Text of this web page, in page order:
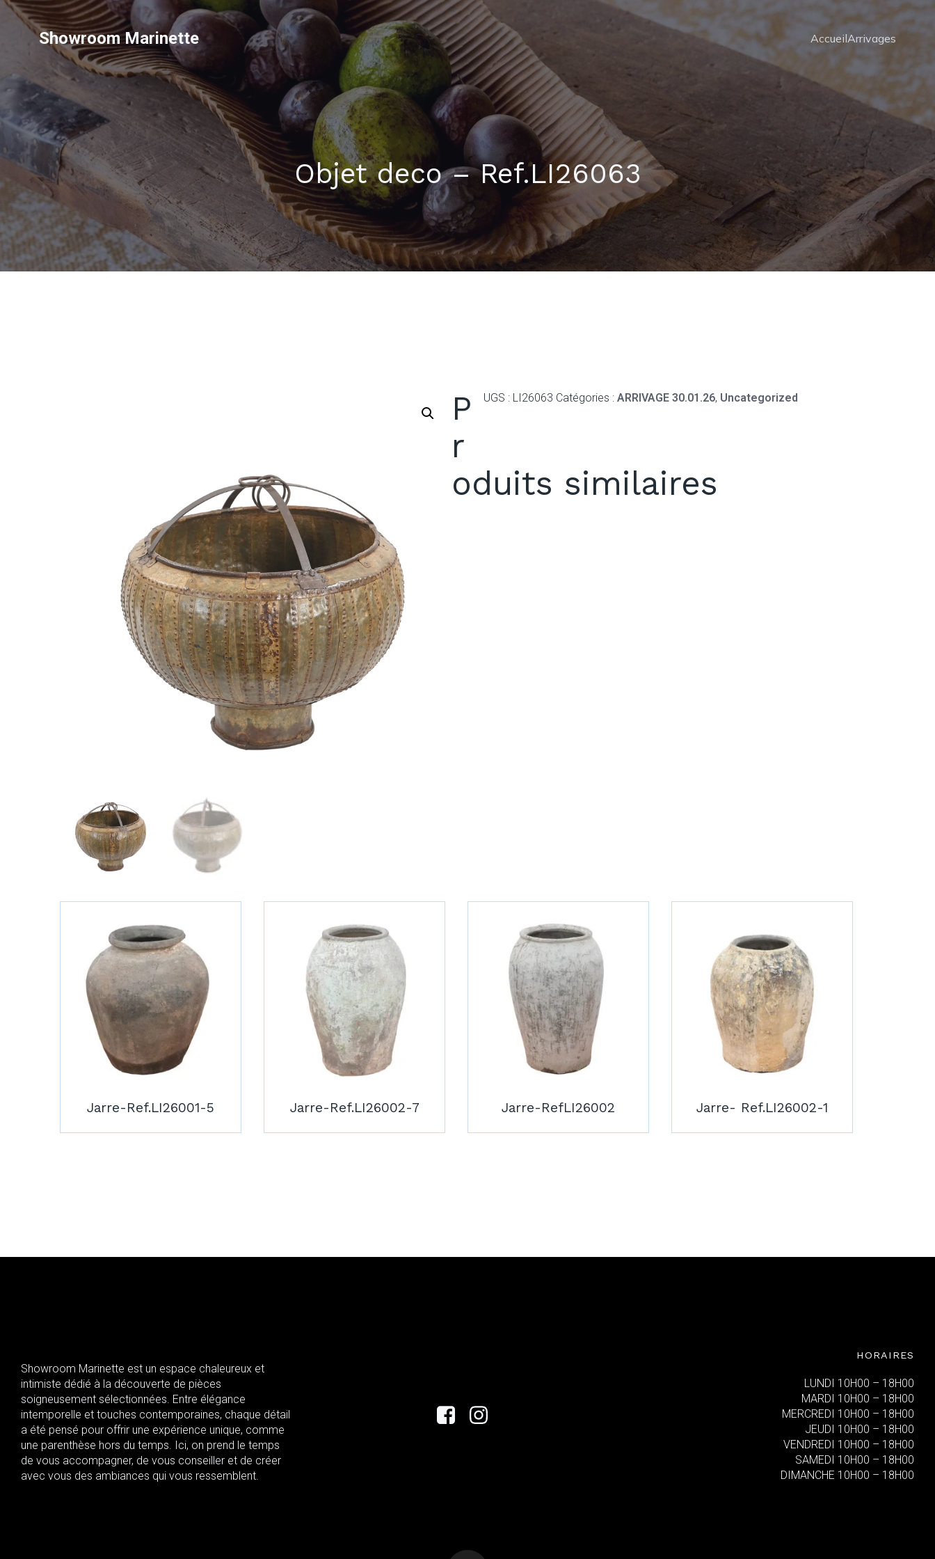
Showroom Marinette AccueilArrivages
Objet deco – Ref.LI26063
UGS : LI26063 Catégories :ARRIVAGE 30.01.26, Uncategorized
P
r
oduits similaires
Jarre-Ref.LI26001-5 Jarre-Ref.LI26002-7 Jarre-RefLI26002 Jarre- Ref.LI26002-1
Showroom Marinette est un espace chaleureux et
intimiste dédié à la découverte de pièces
soigneusement sélectionnées. Entre élégance
intemporelle et touches contemporaines, chaque détail
a été pensé pour offrir une expérience unique, comme
une parenthèse hors du temps. Ici, on prend le temps
de vous accompagner, de vous conseiller et de créer
avec vous des ambiances qui vous ressemblent.
HORAIRES
LUNDI 10H00 – 18H00
MARDI 10H00 – 18H00
MERCREDI 10H00 – 18H00
JEUDI 10H00 – 18H00
VENDREDI 10H00 – 18H00
SAMEDI 10H00 – 18H00
DIMANCHE 10H00 – 18H00